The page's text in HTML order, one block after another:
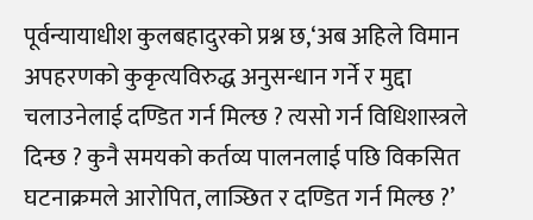
पूर्वन्यायाधीश कुलबहादुरको प्रश्न छ,‘अब अहिले विमान
अपहरणको कुकृत्यविरुद्ध अनुसन्धान गर्ने र मुद्दा
चलाउनेलाई दण्डित गर्न मिल्छ ? त्यसो गर्न विधिशास्त्रले
दिन्छ ? कुनै समयको कर्तव्य पालनलाई पछि विकसित
घटनाक्रमले आरोपित, लाञ्छित र दण्डित गर्न मिल्छ ?’